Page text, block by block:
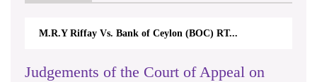
M.R.Y Riffay Vs. Bank of Ceylon (BOC) RT...
Judgements of the Court of Appeal on